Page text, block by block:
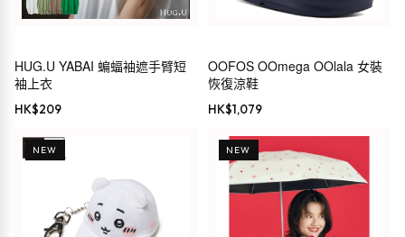
HUG.U YABAI 蝙蝠袖遮手臂短
袖上衣
HK$209
OOFOS OOmega OOlala 女裝
恢復涼鞋
HK$1,079
NEW NEW